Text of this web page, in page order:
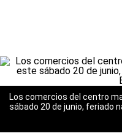
Los comercios del centro
sábado 20 de junio, feriado